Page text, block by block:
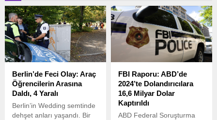
Berlin’de Feci Olay: Araç
Öğrencilerin Arasına
Daldı, 4 Yaralı
Berlin’in Wedding semtinde
dehşet anları yaşandı. Bir
FBI Raporu: ABD’de
2024’te Dolandırıcılara
16,6 Milyar Dolar
Kaptırıldı
ABD Federal Soruşturma